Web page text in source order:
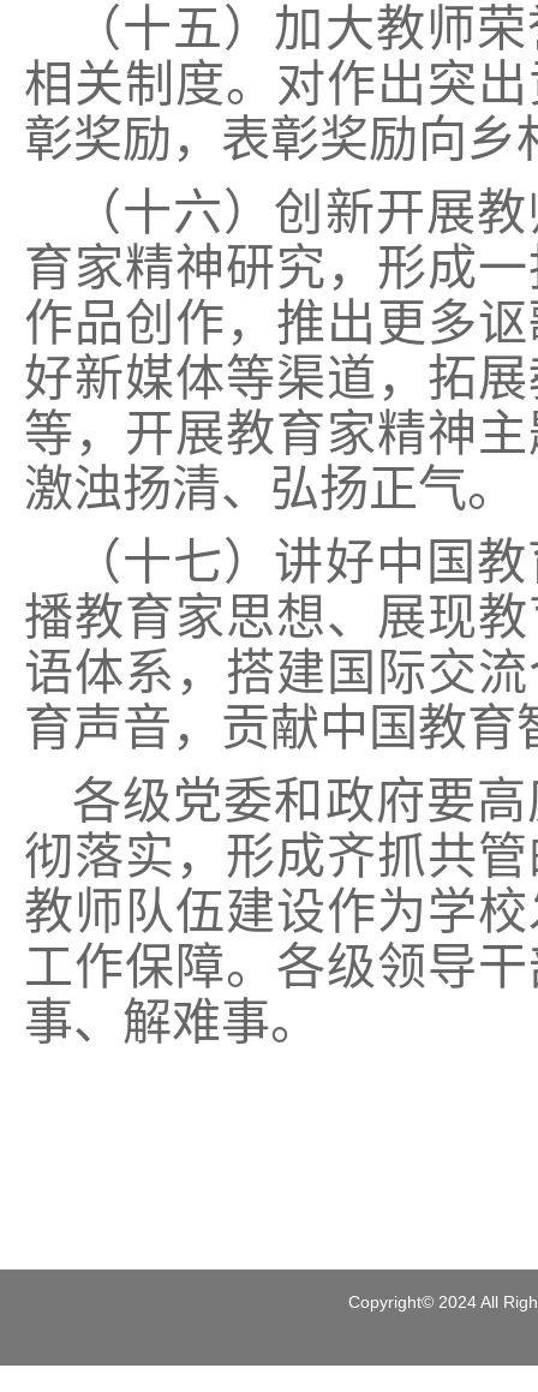
（十五）加大教师
相关制度。对作出突
彰奖励，表彰奖励向乡
（十六）创新开展
育家精神研究，形成
作品创作，推出更多
好新媒体等渠道，拓
等，开展教育家精神
激浊扬清、弘扬正气。
（十七）讲好中国
播教育家思想、展现
语体系，搭建国际交
育声音，贡献中国教育
各级党委和政府要
彻落实，形成齐抓共
教师队伍建设作为学
工作保障。各级领导
事、解难事。
Copyright© 2024 All